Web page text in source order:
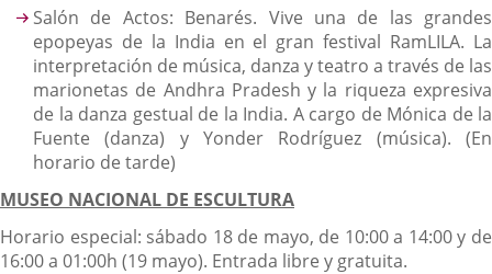
Salón de Actos: Benarés. Vive una de las grandes
epopeyas de la India en el gran festival RamLILA. La
interpretación de música, danza y teatro a través de las
marionetas de Andhra Pradesh y la riqueza expresiva
de la danza gestual de la India. A cargo de Mónica de la
Fuente (danza) y Yonder Rodríguez (música). (En
horario de tarde)
MUSEO NACIONAL DE ESCULTURA
Horario especial: sábado 18 de mayo, de 10:00 a 14:00 y de
16:00 a 01:00h (19 mayo). Entrada libre y gratuita.